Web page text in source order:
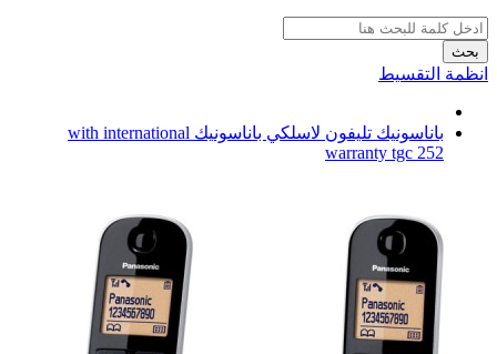
بحث
انظمة التقسيط
باناسونيك تليفون لاسلكي باناسونيك with international
warranty tgc 252